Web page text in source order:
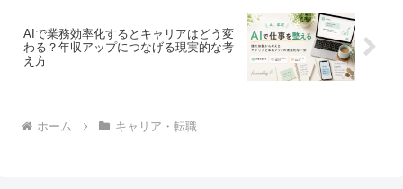
AIで業務効率化するとキャリアはどう変
わる？年収アップにつなげる現実的な考
え方
ホーム キャリア・転職